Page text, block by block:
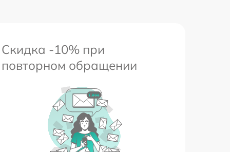
Скидка -10% при
повторном обращении